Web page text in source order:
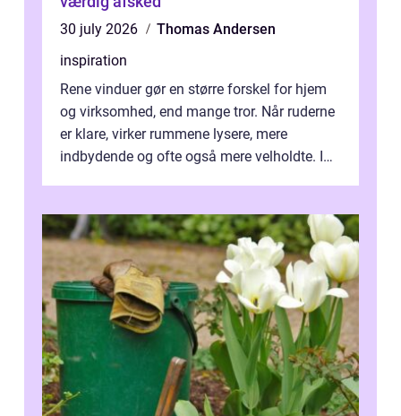
30 july 2026
Thomas Andersen
inspiration
Rene vinduer gør en større forskel for hjem
og virksomhed, end mange tror. Når ruderne
er klare, virker rummene lysere, mere
indbydende og ofte også mere velholdte. I